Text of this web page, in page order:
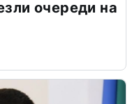
очереди на